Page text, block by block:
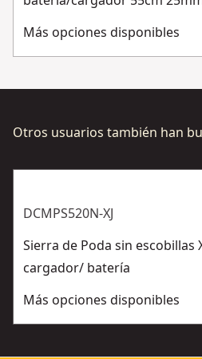
Más opciones disponibles
Otros usuarios también han
DCMPS520N-XJ
Sierra de Poda sin escobillas
cargador/ batería
Más opciones disponibles